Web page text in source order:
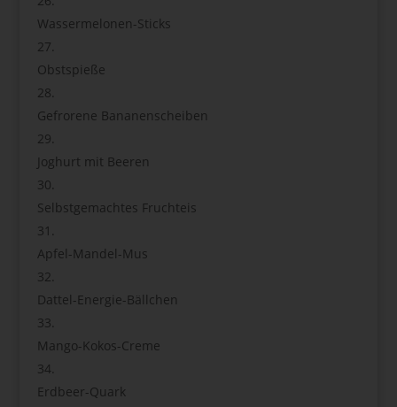
Wassermelonen-Sticks
Obstspieße
Gefrorene Bananenscheiben
Joghurt mit Beeren
Selbstgemachtes Fruchteis
Apfel-Mandel-Mus
Dattel-Energie-Bällchen
Mango-Kokos-Creme
Erdbeer-Quark